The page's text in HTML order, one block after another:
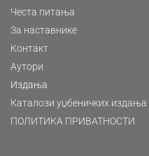
Честа питања
За наставнике
Контакт
Аутори
Издања
Каталози уџбеничких
ПОЛИТИКА ПРИВАТНОСТИ